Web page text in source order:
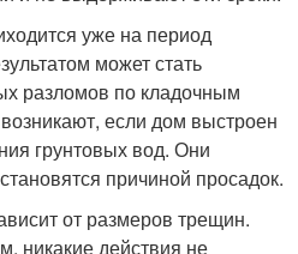
уже на период
может стать
разломов по кладочным
если дом выстроен
грунтовых вод. Они
причиной просадок.
от размеров трещин.
никакие действия не